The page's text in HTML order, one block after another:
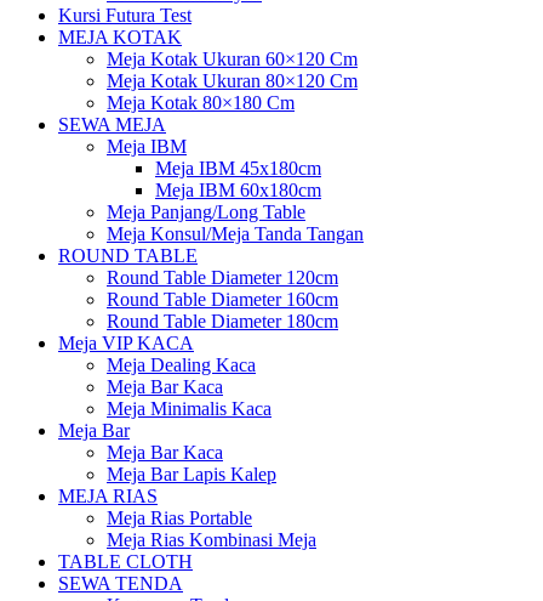
Kursi Futura Test
MEJA KOTAK
Meja Kotak Ukuran 60×120 Cm
Meja Kotak Ukuran 80×120 Cm
Meja Kotak 80×180 Cm
SEWA MEJA
Meja IBM
Meja IBM 45x180cm
Meja IBM 60x180cm
Meja Panjang/Long Table
Meja Konsul/Meja Tanda Tangan
ROUND TABLE
Round Table Diameter 120cm
Round Table Diameter 160cm
Round Table Diameter 180cm
Meja VIP KACA
Meja Dealing Kaca
Meja Bar Kaca
Meja Minimalis Kaca
Meja Bar
Meja Bar Kaca
Meja Bar Lapis Kalep
MEJA RIAS
Meja Rias Portable
Meja Rias Kombinasi Meja
TABLE CLOTH
SEWA TENDA